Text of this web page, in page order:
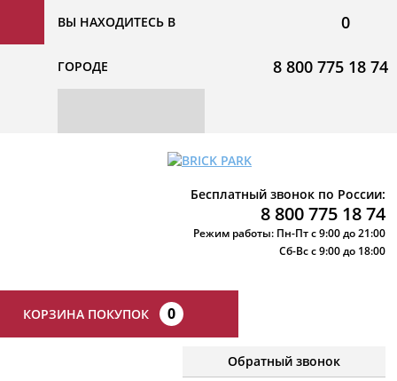
ВЫ НАХОДИТЕСЬ В
ГОРОДЕ
0
8 800 775 18 74
Бесплатный звонок по России:
8 800 775 18 74
Режим работы: Пн-Пт с 9:00 до 21:00
Сб-Вс с 9:00 до 18:00
КОРЗИНА ПОКУПОК 0
Обратный звонок